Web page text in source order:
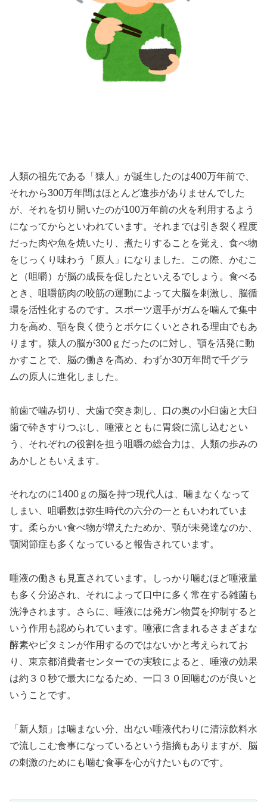
人類の祖先である「猿人」が誕生したのは400万年前で、
それから300万年間はほとんど進歩がありませんでした
が、それを切り開いたのが100万年前の火を利用するよう
になってからといわれています。それまでは引き裂く程度
だった肉や魚を焼いたり、煮たりすることを覚え、食べ物
をじっくり味わう「原人」になりました。この際、かむこ
と（咀嚼）が脳の成長を促したといえるでしょう。食べる
とき、咀嚼筋肉の咬筋の運動によって大脳を刺激し、脳循
環を活性化するのです。スポーツ選手がガムを噛んで集中
力を高め、顎を良く使うとボケにくいとされる理由でもあ
ります。猿人の脳が300ｇだったのに対し、顎を活発に動
かすことで、脳の働きを高め、わずか30万年間で千グラ
ムの原人に進化しました。
前歯で噛み切り、犬歯で突き刺し、口の奥の小臼歯と大臼
歯で砕きすりつぶし、唾液とともに胃袋に流し込むとい
う、それぞれの役割を担う咀嚼の総合力は、人類の歩みの
あかしともいえます。
それなのに1400ｇの脳を持つ現代人は、噛まなくなって
しまい、咀嚼数は弥生時代の六分の一ともいわれていま
す。柔らかい食べ物が増えたためか、顎が未発達なのか、
顎関節症も多くなっていると報告されています。
唾液の働きも見直されています。しっかり噛むほど唾液量
も多く分泌され、それによって口中に多く常在する雑菌も
洗浄されます。さらに、唾液には発ガン物質を抑制すると
いう作用も認められています。唾液に含まれるさまざまな
酵素やビタミンが作用するのではないかと考えられてお
り、東京都消費者センターでの実験によると、唾液の効果
は約３０秒で最大になるため、一口３０回噛むのが良いと
いうことです。
「新人類」は噛まない分、出ない唾液代わりに清涼飲料水
で流しこむ食事になっているという指摘もありますが、脳
の刺激のためにも噛む食事を心がけたいものです。